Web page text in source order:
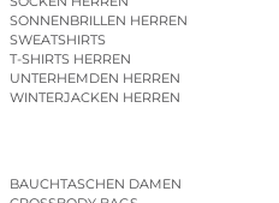
SONNENBRILLEN HERREN
SWEATSHIRTS
T-SHIRTS HERREN
UNTERHEMDEN HERREN
WINTERJACKEN HERREN
BAUCHTASCHEN DAMEN